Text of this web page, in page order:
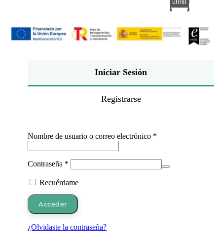
Iniciar Sesión
Registrarse
Nombre de usuario o correo electrónico *
Contraseña *
Recuérdame
Acceder
¿Olvidaste la contraseña?